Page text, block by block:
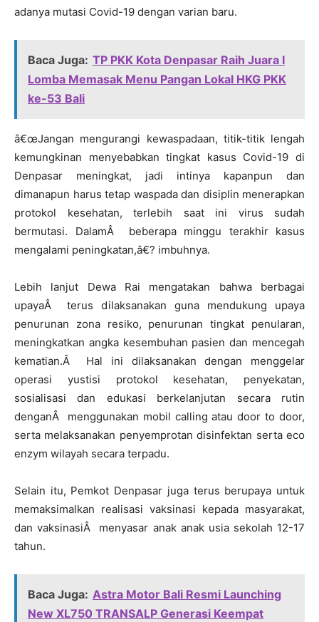
adanya mutasi Covid-19 dengan varian baru.
Baca Juga: TP PKK Kota Denpasar Raih Juara I
Lomba Memasak Menu Pangan Lokal HKG PKK
ke-53 Bali
â€œJangan mengurangi kewaspadaan, titik-titik lengah
kemungkinan menyebabkan tingkat kasus Covid-19 di
Denpasar meningkat, jadi intinya kapanpun dan
dimanapun harus tetap waspada dan disiplin menerapkan
protokol kesehatan, terlebih saat ini virus sudah
bermutasi. DalamÂ beberapa minggu terakhir kasus
mengalami peningkatan,â€? imbuhnya.
Lebih lanjut Dewa Rai mengatakan bahwa berbagai
upayaÂ terus dilaksanakan guna mendukung upaya
penurunan zona resiko, penurunan tingkat penularan,
meningkatkan angka kesembuhan pasien dan mencegah
kematian.Â Hal ini dilaksanakan dengan menggelar
operasi yustisi protokol kesehatan, penyekatan,
sosialisasi dan edukasi berkelanjutan secara rutin
denganÂ menggunakan mobil calling atau door to door,
serta melaksanakan penyemprotan disinfektan serta eco
enzym wilayah secara terpadu.
Selain itu, Pemkot Denpasar juga terus berupaya untuk
memaksimalkan realisasi vaksinasi kepada masyarakat,
dan vaksinasiÂ menyasar anak anak usia sekolah 12-17
tahun.
Baca Juga: Astra Motor Bali Resmi Launching
New XL750 TRANSALP Generasi Keempat